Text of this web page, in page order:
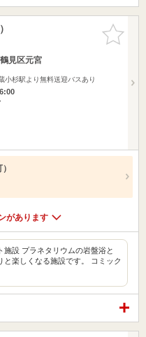
お気に入
りに追加
見区元宮
小杉駅より無料送迎バスあり
があります
設 プラネタリウムの岩盤浴と
楽しくなる施設です。 コミック